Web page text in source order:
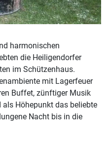
harmonischen
die Heiligendorfer
im Schützenhaus.
mit Lagerfeuer
Buffet, zünftiger Musik
Höhepunkt das beliebte
Nacht bis in die